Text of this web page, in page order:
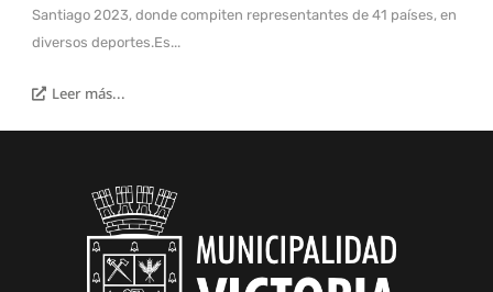
Santiago 2023, donde compiten representantes de 41 países, en
diversos deportes.Es...
Leer más...